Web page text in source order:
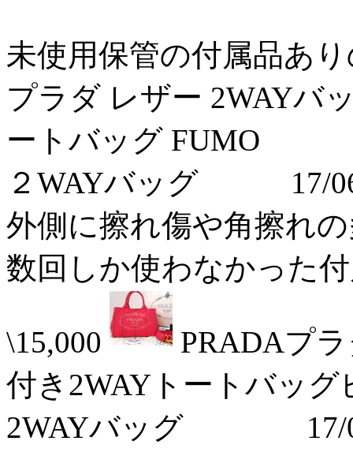
未使用保管の付属品あ
プラダ レザー 2WAYバ
ートバッグ FUMO
２WAYバッグ 17/
外側に擦れ傷や角擦れ
数回しか使わなかった
\15,000
PRADAプ
付き2WAYトートバッグ
2WAYバッグ 17/